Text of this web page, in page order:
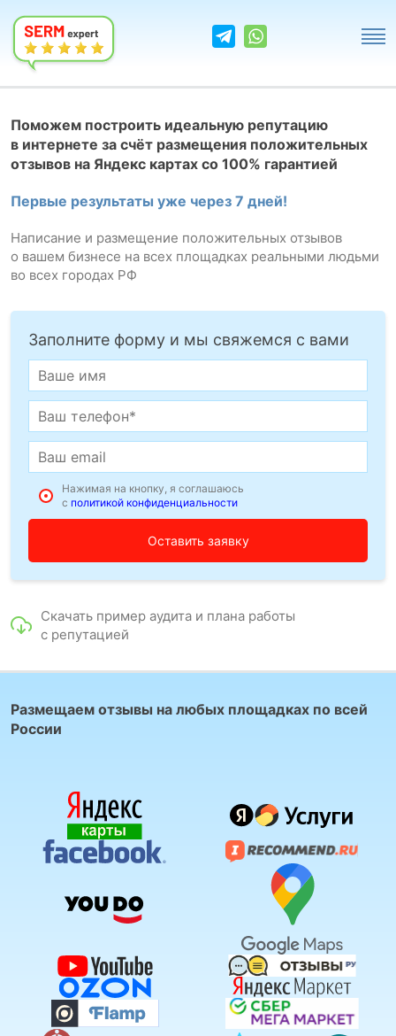
Поможем построить идеальную репутацию
в интернете за счёт размещения положительных
отзывов на Яндекс картах со 100% гарантией
Первые результаты уже через 7 дней!
Написание и размещение положительных отзывов
о вашем бизнесе на всех площадках реальными людьми
во всех городах РФ
Заполните форму и мы свяжемся с вами
Нажимая на кнопку, я соглашаюсь
с политикой конфиденциальности
Скачать пример аудита и плана работы
с репутацией
Размещаем отзывы на любых площадках по всей
России